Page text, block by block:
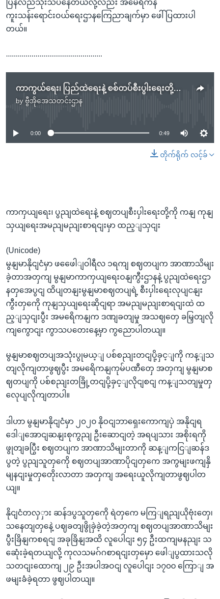
ပြန်လည်သုံးသပ်နေတယ်လို့လည်း အမေရိကန်
ကူးသန်းရောင်းဝယ်ရေးဌာနကြေညာချက်မှာ ဖေါ်ပြထားပါ
တယ်။
.................................................
ကာကွယ်ရေး၊ ပြည်ထဲရေးနဲ့ စစ်တပ်စီးပွါးရေးတို့ကို ကန် ကုန်သွယ်ရေးအမည်မည်းစာရင်းမှာ ထည့်သွင်း
by ဗွီအိုအေသတင်းဌာန
No media source currently available
0:00 0:49
တိုက်ရိုက် လင့်ခ်
ကာကှယျရေး၊ ပွညျထဲရေးနဲ့ စဈတပျစီးပှါးရေးတို့ကို ကနျ ကုနျ
သှယျရေးအမညျမညျးစာရငျးမှာ ထည့ျသှငျး
(Unicode)
မွနျမာနိုငျငံမှာ ဖဖေေါျဝါရီလ ၁ရကျ စဈတပျက အာဏာသိမျး
ခဲ့တာအတှကျ မွနျမာကာကှယျရေးဝနျကွီးဌာနနဲ့ ပွညျထဲရေးဌာ
နတှအေပွငျ ထိပျတနျးမွနျမာစဈတပျရဲ့ စီးပှါးရေးလုပျငနျး
ကွီးတှကေို ကုနျသှယျရေးဆိုငျရာ အမညျမညျးစာရငျးထဲ ထ
ည့ျသှငျးပွီး အမရေိကနျက ဒဏျခတျမှု အသဈတှေ ခမြှတျလို
ကျကွောငျး ကွာသပတေးနေ့မှာ ကွညောပါတယျ။
မွနျမာစဈတပျအသုံးပွုမယ့ျ ပစ်စညျးတငျပို့ခှင့ျကို ကန့ျသ
တျလိုကျတာဖွဈပွီး အမရေိကနျကုမ်ပဏီတှေ အတှကျ မွနျမာစ
ဈတပျကို ပစ်စညျးတခြို့တငျပို့ခှင့ျလိုငျစငျ ကန့ျသတျမှုတှ
လေုပျလိုကျတာပါ။
ဒါဟာ မွနျမာနိုငျငံမှာ ၂၀၂၀ နိုဝငျဘာရှေးကောကျပှဲ အနိုငျရ
ဒေါျအောငျဆနျးစုကွညျ ဦးဆောငျတဲ့ အရပျသား အစိုးရကို
ဖွုတျခပြွီး စဈတပျက အာဏာသိမျးတာကို ဆန့ျကငြျဆန်ဒ
ပွတဲ့ ပွညျသူတှကေို စဈတပျအာဏာပိုငျတှကေ အကွမျးဖကျနှိ
မျနငျးမှုတှတေိုးလာတာ အတှကျ အရေးယူလိုကျတာဖွဈပါတ
ယျ။
နိုငျငံတလှှား ဆန်ဒပွသူတှကေို ရဲတှကေ မကြျရညျယိုဗုံးတှေ၊
သနေတျတှနေဲ့ ပဈခတျဖွိုခှဲခဲ့တဲ့အတှကျ စဈတပျအာဏာသိမျး
ပွီးခြိနျကစရငျ အခုခြိနျအထိ လူပေါငျး ၅၄ ဦးထကျမနညျး သ
ဆေုံးခဲ့ရတယျလို့ ကုလသမဂ်ဂစာရငျးတှမှော ဖေါျပွထားသလို
သတငျးထောကျ ၂၉ ဦးအပါအဝငျ လူပေါငျး ၁၇၀၀ ကြောျ အ
ဖမျးခံခဲ့ရတာ ဖွဈပါတယျ။